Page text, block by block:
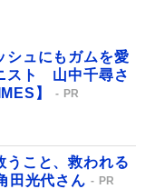
シュにもガムを愛
スト 山中千尋さ
】
PR
うこと、救われる
田光代さん
PR